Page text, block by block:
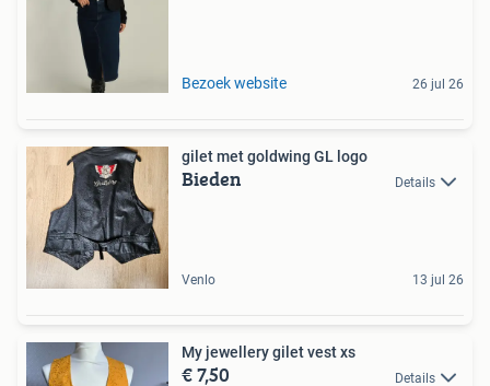
Bezoek website 26 jul 26
gilet met goldwing GL logo
Bieden Details
Venlo 13 jul 26
My jewellery gilet vest xs
€ 7,50 Details